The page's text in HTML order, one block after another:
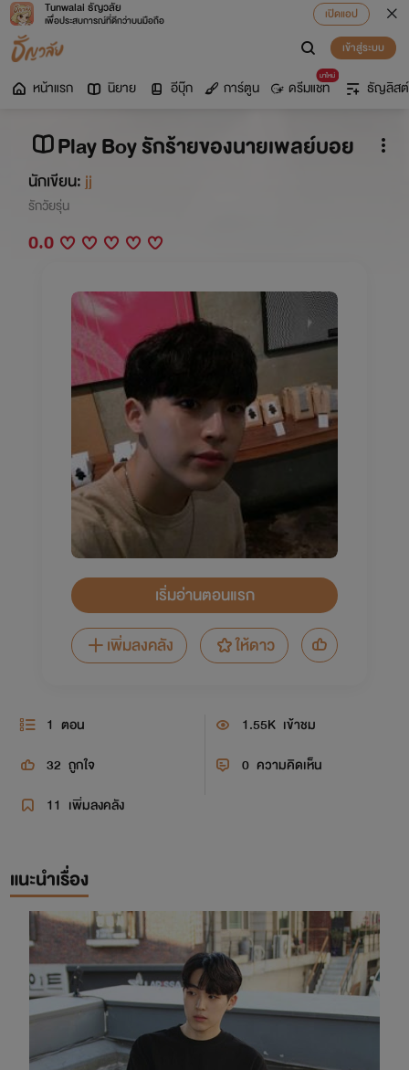
Tunwalai ธัญวลัย
เพื่อประสบการณ์ที่ดีกว่าบนมือถือ
เปิดแอป
เข้าสู่ระบบ
หน้าแรก นิยาย อีบุ๊ก การ์ตูน
มาใหม่
ดรีมแชท ธัญลิสต์
Play Boy รักร้ายของนายเพลย์บอย
นักเขียน:jj
รักวัยรุ่น
0.0
เริ่มอ่านตอนแรก
เพิ่มลงคลัง
ให้ดาว
1 ตอน 1.55K เข้าชม
32 ถูกใจ 0 ความคิดเห็น
11 เพิ่มลงคลัง
แนะนำเรื่อง